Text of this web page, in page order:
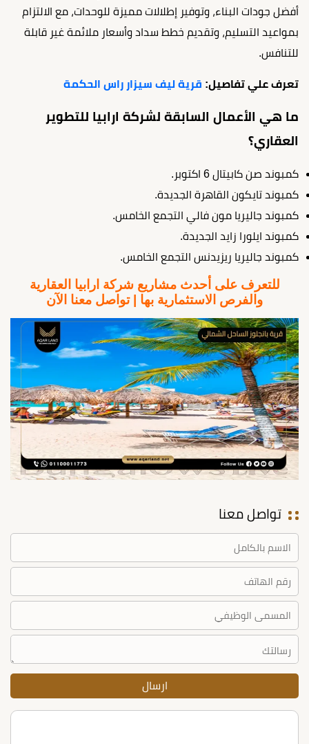
أفضل جودات البناء، وتوفير إطلالات مميزة للوحدات، مع الالتزام
بمواعيد التسليم، وتقديم خطط سداد وأسعار ملائمة غير قابلة
للتنافس.
تعرف علي تفاصيل: قرية ليف سيزار راس الحكمة
ما هي الأعمال السابقة لشركة ارابيا للتطوير
العقاري؟
كمبوند صن كابيتال 6 اكتوبر.
كمبوند تايكون القاهرة الجديدة.
كمبوند جاليريا مون فالي التجمع الخامس.
كمبوند ايلورا زايد الجديدة.
كمبوند جاليريا ريزيدنس التجمع الخامس.
للتعرف على أحدث مشاريع شركة ارابيا العقارية
والفرص الاستثمارية بها | تواصل معنا الآن
تواصل معنا